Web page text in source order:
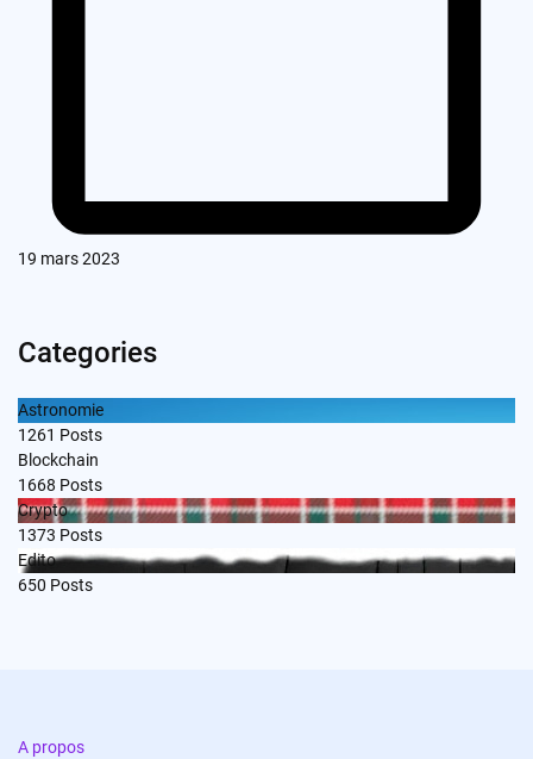
19 mars 2023
Categories
Astronomie
1261 Posts
Blockchain
1668 Posts
Crypto
1373 Posts
Edito
650 Posts
A propos